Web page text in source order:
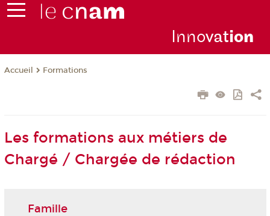
Innovation
Accueil Formations
Les formations aux métiers de
Chargé / Chargée de rédaction
Famille